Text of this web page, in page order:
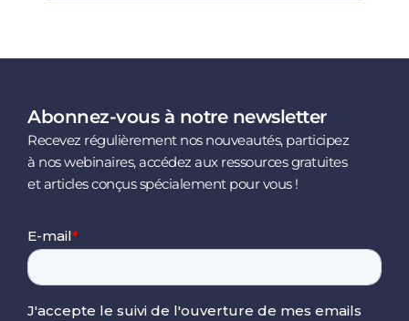
Abonnez-vous à notre newsletter
Recevez régulièrement nos nouveautés, participez
à nos webinaires, accédez aux ressources gratuites
et articles conçus spécialement pour vous !